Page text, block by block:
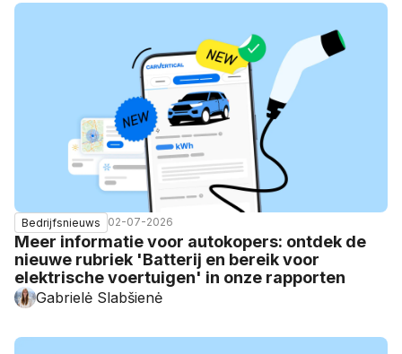
Bedrijfsnieuws 02-07-2026
Meer informatie voor autokopers: ontdek de
nieuwe rubriek 'Batterij en bereik voor
elektrische voertuigen' in onze rapporten
Gabrielė Slabšienė